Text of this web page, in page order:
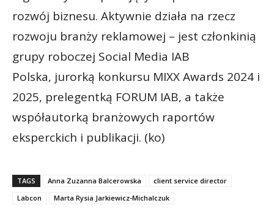
rozwój biznesu. Aktywnie działa na rzecz
rozwoju branży reklamowej – jest członkinią
grupy roboczej Social Media IAB
Polska, jurorką konkursu MIXX Awards 2024 i
2025, prelegentką FORUM IAB, a także
współautorką branżowych raportów
eksperckich i publikacji. (ko)
TAGS Anna Zuzanna Balcerowska
client service director
Labcon
Marta Rysia Jarkiewicz-Michalczuk